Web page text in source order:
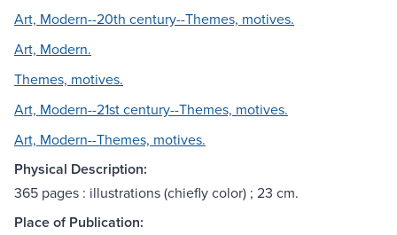
Art, Modern--20th century--Themes, motives.
Art, Modern.
Themes, motives.
Art, Modern--21st century--Themes, motives.
Art, Modern--Themes, motives.
Physical Description:
365 pages : illustrations (chiefly color) ; 23 cm.
Place of Publication: